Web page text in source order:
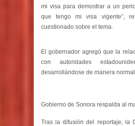
mi visa para demostrar a un
que tengo mi visa vigente”,
cuestionado sobre el tema.
El gobernador agregó que la
con autoridades
desarrollándose de manera normal.
Gobierno de Sonora respalda al
Tras la difusión del reportaje, la